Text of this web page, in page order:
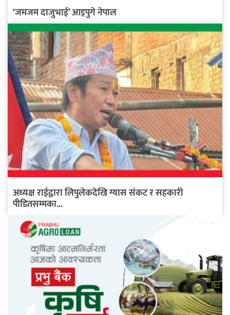
‘जमजम दाजुभाई’ आइपुगे नेपाल
अध्यक्ष राईद्वारा लिपुलेकदेखि ग्यास संकट र सहकारी
पीडितसम्मका...